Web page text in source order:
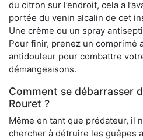
du citron sur l’endroit, cela a
portée du venin alcalin de cet
Une crème ou un spray
Pour finir, prenez un comprimé
antidouleur pour combattre
démangeaisons.
Comment se débarrasser
Rouret ?
Même en tant que prédateur, il
chercher à détruire les guêpes